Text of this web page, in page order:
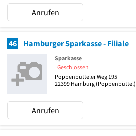
Anrufen
46 Hamburger Sparkasse - Filiale
Sparkasse
Geschlossen
Poppenbütteler Weg 195
22399 Hamburg (Poppenbüttel)
Anrufen